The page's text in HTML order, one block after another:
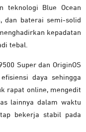
teknologi Blue Ocean
dan baterai semi-solid
kepadatan
tebal.
Super dan OriginOS
daya sehingga
rapat online, mengedit
lainnya dalam waktu
bekerja stabil pada